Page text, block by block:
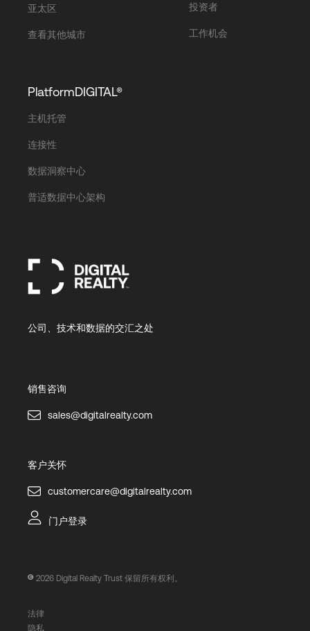
亚太区
查看其他城市
投资者
工作机会
PlatformDIGITAL®
主机托管
连接性
数据洞察中心
普适数据中心架构
公司、技术和数据的交汇之处
销售咨询
sales@digitalrealty.com
客户关怀
customercare@digitalrealty.com
门户登录
2026 Digital Realty Trust 保留所有权利。
法律
隐私